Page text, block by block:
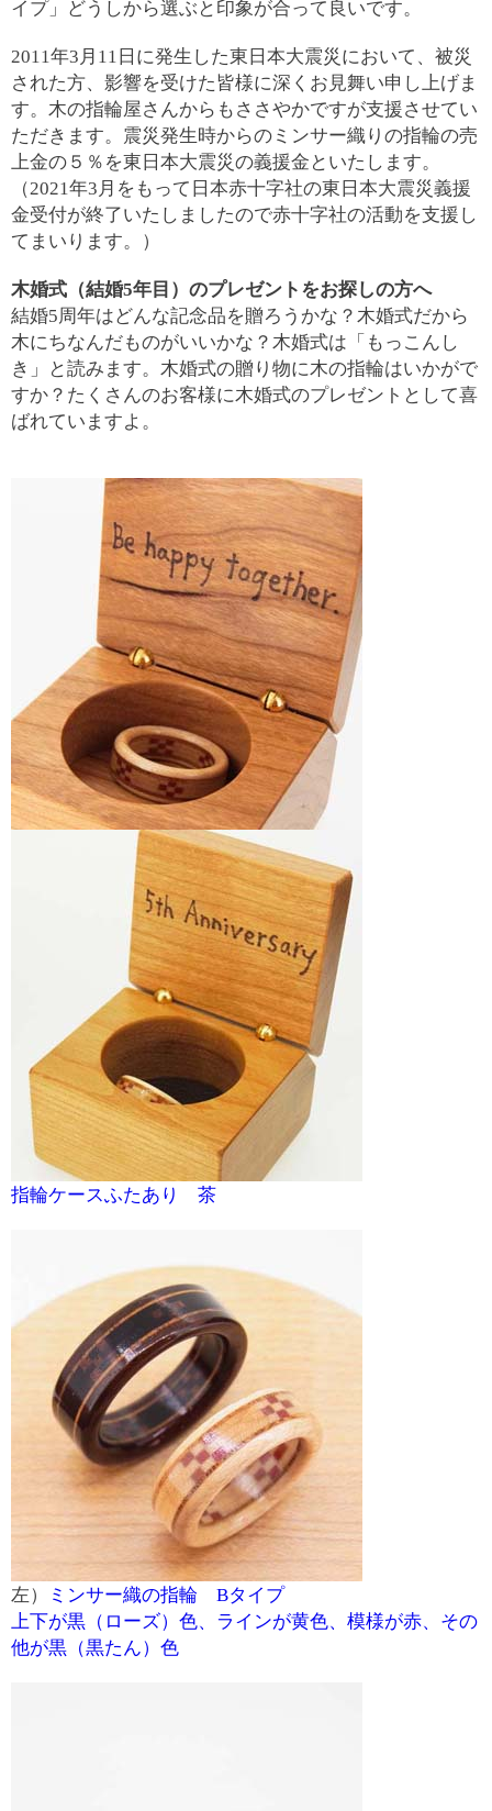
イプ」どうしから選ぶと印象が合って良いです。
2011年3月11日に発生した東日本大震災において、被災
された方、影響を受けた皆様に深くお見舞い申し上げま
す。木の指輪屋さんからもささやかですが支援させてい
ただきます。震災発生時からのミンサー織りの指輪の売
上金の５％を東日本大震災の義援金といたします。
（2021年3月をもって日本赤十字社の東日本大震災義援
金受付が終了いたしましたので赤十字社の活動を支援し
てまいります。）
木婚式（結婚5年目）のプレゼントをお探しの方へ
結婚5周年はどんな記念品を贈ろうかな？木婚式だから
木にちなんだものがいいかな？木婚式は「もっこんし
き」と読みます。木婚式の贈り物に木の指輪はいかがで
すか？たくさんのお客様に木婚式のプレゼントとして喜
ばれていますよ。
指輪ケースふたあり 茶
左）
ミンサー織の指輪 Bタイプ
上下が黒（ローズ）色、ラインが黄色、模様が赤、その
他が黒（黒たん）色